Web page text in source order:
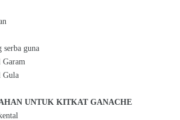
serba guna
Garam
Gula
UNTUK KITKAT GANACHE